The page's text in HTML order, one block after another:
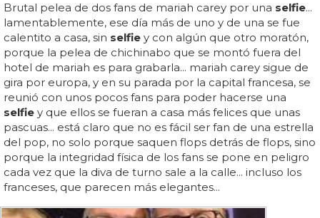
Brutal pelea de dos fans de mariah carey por una selfie...
lamentablemente, ese día más de uno y de una se fue
calentito a casa, sin selfie y con algún que otro moratón,
porque la pelea de chichinabo que se montó fuera del
hotel de mariah es para grabarla... mariah carey sigue de
gira por europa, y en su parada por la capital francesa, se
reunió con unos pocos fans para poder hacerse una
selfie y que ellos se fueran a casa más felices que unas
pascuas... está claro que no es fácil ser fan de una estrella
del pop, no solo porque saquen flops detrás de flops, sino
porque la integridad física de los fans se pone en peligro
cada vez que la diva de turno sale a la calle... incluso los
franceses, que parecen más elegantes...